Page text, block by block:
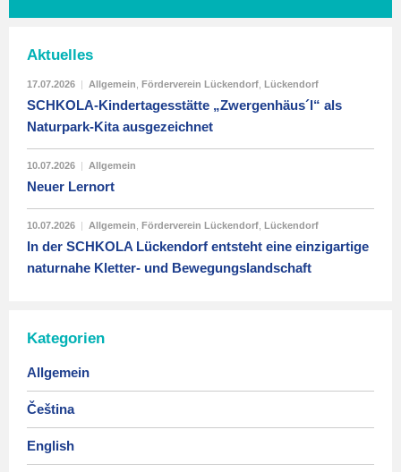
Aktuelles
17.07.2026 | Allgemein Förderverein Lückendorf Lückendorf
SCHKOLA-Kindertagesstätte „Zwergenhäus´l“ als
Naturpark-Kita ausgezeichnet
10.07.2026 | Allgemein
Neuer Lernort
10.07.2026 | Allgemein Förderverein Lückendorf Lückendorf
In der SCHKOLA Lückendorf entsteht eine einzigartige
naturnahe Kletter- und Bewegungslandschaft
Kategorien
Allgemein
Čeština
English